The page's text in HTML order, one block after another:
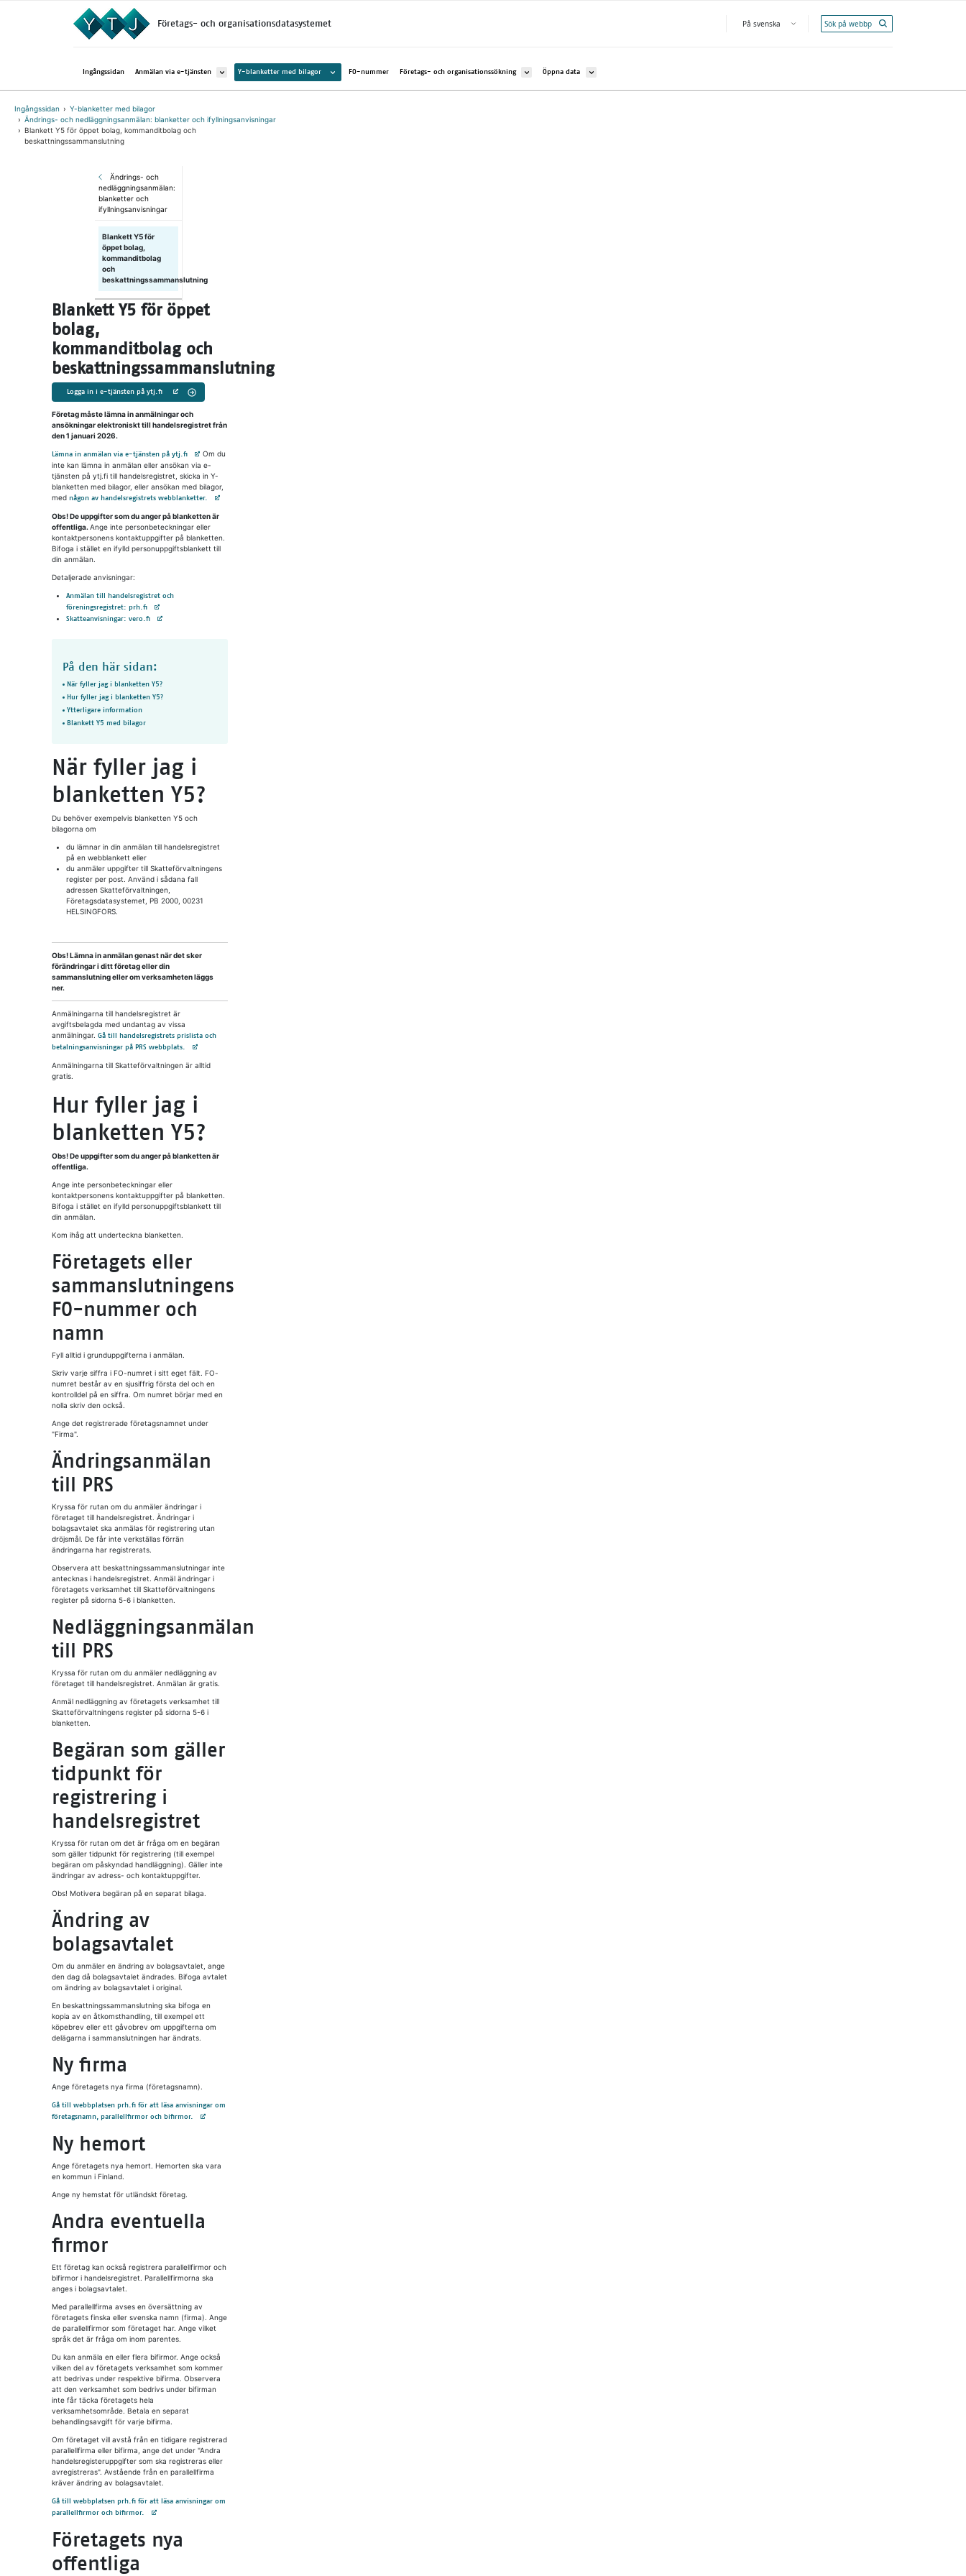
Företags- och organisationsdatasystemet Välj språk
På svenska Öppna menyn
Ingångssidan Anmälan via e-tjänsten Avaa alavalikko kohteelle Anmälan via e-tjänsten
Y-blanketter med bilagor Avaa alavalikko kohteelle Y-blanketter med bilagor
FO-nummer Företags- och organisationssökning Avaa alavalikko kohteelle Företags- och organisationssökning
Öppna data Avaa alavalikko kohteelle Öppna data
Ingångssidan
Y-blanketter med bilagor
Ändrings- och nedläggningsanmälan: blanketter och ifyllningsanvisningar
Blankett Y5 för öppet bolag, kommanditbolag och
beskattningssammanslutning
Blankett Y5 för öppet
bolag,
kommanditbolag och
beskattningssammanslutning
Logga in i e-tjänsten på ytj.fi
Företag måste lämna in anmälningar och
ansökningar elektroniskt till handelsregistret från
den 1 januari 2026.
Lämna in anmälan via e-tjänsten på ytj.fiAvautuu uuteen välilehteen
Om du
inte kan lämna in anmälan eller ansökan via e-
tjänsten på ytj.fi till handelsregistret, skicka in Y-
blanketten med bilagor, eller ansökan med bilagor,
med någon av handelsregistrets webblanketter. Avautuu uuteen välilehteen
Obs! De uppgifter som du anger på blanketten är
offentliga.Ange inte personbeteckningar eller
kontaktpersonens kontaktuppgifter på blanketten.
Bifoga i stället en ifylld personuppgiftsblankett till
din anmälan.
Detaljerade anvisningar:
Anmälan till handelsregistret och
föreningsregistret: prh.fiAvautuu uuteen välilehteen
Skatteanvisningar: vero.fiAvautuu uuteen välilehteen
På den här sidan:
När fyller jag i blanketten Y5?
Hur fyller jag i blanketten Y5?
Ytterligare information
Blankett Y5 med bilagor
När fyller jag i
blanketten Y5?
Du behöver exempelvis blanketten Y5 och
bilagorna om
du lämnar in din anmälan till handelsregistret
på en webblankett eller
du anmäler uppgifter till Skatteförvaltningens
register per post. Använd i sådana fall
adressen Skatteförvaltningen,
Företagsdatasystemet, PB 2000, 00231
HELSINGFORS.
Obs! Lämna in anmälan genast när det sker
förändringar i ditt företag eller din
sammanslutning eller om verksamheten läggs
ner.
Anmälningarna till handelsregistret är
avgiftsbelagda med undantag av vissa
anmälningar.Gå till handelsregistrets prislista och
betalningsanvisningar på PRS webbplats. Avautuu uuteen välilehteen
Anmälningarna till Skatteförvaltningen är alltid
gratis.
Hur fyller jag i
blanketten Y5?
Obs! De uppgifter som du anger på blanketten är
offentliga.
Ange inte personbeteckningar eller
kontaktpersonens kontaktuppgifter på blanketten.
Bifoga i stället en ifylld personuppgiftsblankett till
din anmälan.
Kom ihåg att underteckna blanketten.
Företagets eller
sammanslutningens
FO-nummer och
namn
Fyll alltid i grunduppgifterna i anmälan.
Skriv varje siffra i FO-numret i sitt eget fält. FO-
numret består av en sjusiffrig första del och en
kontrolldel på en siffra. Om numret börjar med en
nolla skriv den också.
Ange det registrerade företagsnamnet under
"Firma".
Ändringsanmälan
till PRS
Kryssa för rutan om du anmäler ändringar i
företaget till handelsregistret. Ändringar i
bolagsavtalet ska anmälas för registrering utan
dröjsmål. De får inte verkställas förrän
ändringarna har registrerats.
Observera att beskattningssammanslutningar inte
antecknas i handelsregistret. Anmäl ändringar i
företagets verksamhet till Skatteförvaltningens
register på sidorna 5-6 i blanketten.
Nedläggningsanmälan
till PRS
Kryssa för rutan om du anmäler nedläggning av
företaget till handelsregistret. Anmälan är gratis.
Anmäl nedläggning av företagets verksamhet till
Skatteförvaltningens register på sidorna 5-6 i
blanketten.
Begäran som gäller
tidpunkt för
registrering i
handelsregistret
Kryssa för rutan om det är fråga om en begäran
som gäller tidpunkt för registrering (till exempel
begäran om påskyndad handläggning). Gäller inte
ändringar av adress- och kontaktuppgifter.
Obs! Motivera begäran på en separat bilaga.
Ändring av
bolagsavtalet
Om du anmäler en ändring av bolagsavtalet, ange
den dag då bolagsavtalet ändrades. Bifoga avtalet
om ändring av bolagsavtalet i original.
En beskattningssammanslutning ska bifoga en
kopia av en åtkomsthandling, till exempel ett
köpebrev eller ett gåvobrev om uppgifterna om
delägarna i sammanslutningen har ändrats.
Ny firma
Ange företagets nya firma (företagsnamn).
Gå till webbplatsen prh.fi för att läsa anvisningar om
företagsnamn, parallellfirmor och bifirmor. Avautuu uuteen välilehteen
Ny hemort
Ange företagets nya hemort. Hemorten ska vara
en kommun i Finland.
Ange ny hemstat för utländskt företag.
Andra eventuella
firmor
Ett företag kan också registrera parallellfirmor och
bifirmor i handelsregistret. Parallellfirmorna ska
anges i bolagsavtalet.
Med parallellfirma avses en översättning av
företagets finska eller svenska namn (firma). Ange
de parallellfirmor som företaget har. Ange vilket
språk det är fråga om inom parentes.
Du kan anmäla en eller flera bifirmor. Ange också
vilken del av företagets verksamhet som kommer
att bedrivas under respektive bifirma. Observera
att den verksamhet som bedrivs under bifirman
inte får täcka företagets hela
verksamhetsområde. Betala en separat
behandlingsavgift för varje bifirma.
Om företaget vill avstå från en tidigare registrerad
parallellfirma eller bifirma, ange det under "Andra
handelsregisteruppgifter som ska registreras eller
avregistreras". Avstående från en parallellfirma
kräver ändring av bolagsavtalet.
Gå till webbplatsen prh.fi för att läsa anvisningar om
parallellfirmor och bifirmor. Avautuu uuteen välilehteen
Företagets nya
offentliga
Ändrings- och
nedläggningsanmälan:
blanketter och
ifyllningsanvisningar
Blankett Y5 för
öppet bolag,
kommanditbolag
och
beskattningssammanslutning